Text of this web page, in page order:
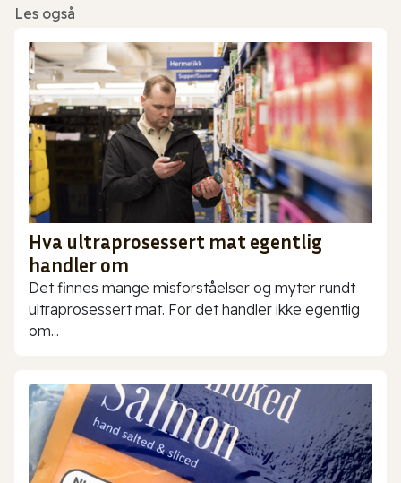
Les også
Hva ultraprosessert mat egentlig
handler om
Det finnes mange misforståelser og myter rundt
ultraprosessert mat. For det handler ikke egentlig
om...